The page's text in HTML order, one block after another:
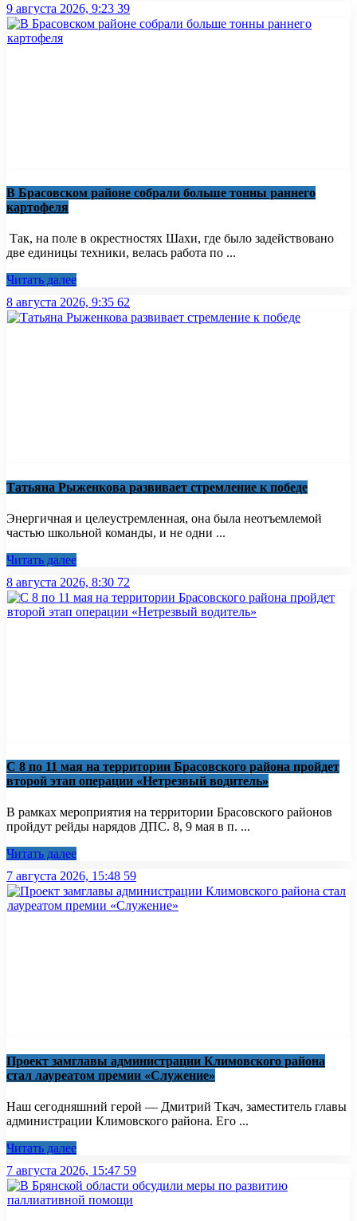
9 августа 2026, 9:23 39
В Брасовском районе собрали больше тонны раннего
картофеля
Так, на поле в окрестностях Шахи, где было задействовано
две единицы техники, велась работа по ...
Читать далее
8 августа 2026, 9:35 62
Татьяна Рыженкова развивает стремление к победе
Энергичная и целеустремленная, она была неотъемлемой
частью школьной команды, и не одни ...
Читать далее
8 августа 2026, 8:30 72
С 8 по 11 мая на территории Брасовского района пройдет
второй этап операции «Нетрезвый водитель»
В рамках мероприятия на территории Брасовского районов
пройдут рейды нарядов ДПС. 8, 9 мая в п. ...
Читать далее
7 августа 2026, 15:48 59
Проект замглавы администрации Климовского района
стал лауреатом премии «Служение»
Наш сегодняшний герой — Дмитрий Ткач, заместитель главы
администрации Климовского района. Его ...
Читать далее
7 августа 2026, 15:47 59